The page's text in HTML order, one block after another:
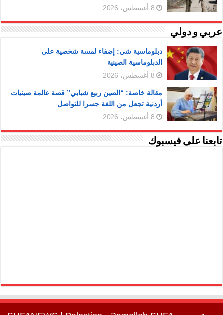
8 أغسطس، 2026
عربي و دولي
دبلوماسية شي: إضفاء لمسة شخصية على
الدبلوماسية الصينية
8 أغسطس، 2026
مقالة خاصة: “الصين ربيع شبابي” قصة عالمة صينيات
أردنية تجعل من اللغة جسرا للتواصل
8 أغسطس، 2026
تابعنا على فيسبوك